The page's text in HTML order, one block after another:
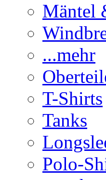
Mäntel
...mehr
T-Shirts
Tanks
Polo-